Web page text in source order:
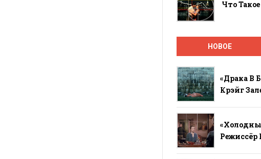
Что
НОВОЕ
«Драка В
Крэйг
Режиссёр